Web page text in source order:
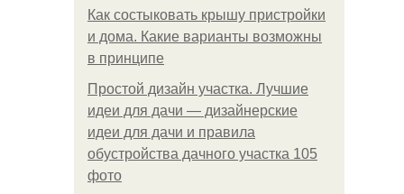
Как состыковать крышу пристройки
и дома. Какие варианты возможны
в принципе
Простой дизайн участка. Лучшие
идеи для дачи — дизайнерские
идеи для дачи и правила
обустройства дачного участка 105
фото